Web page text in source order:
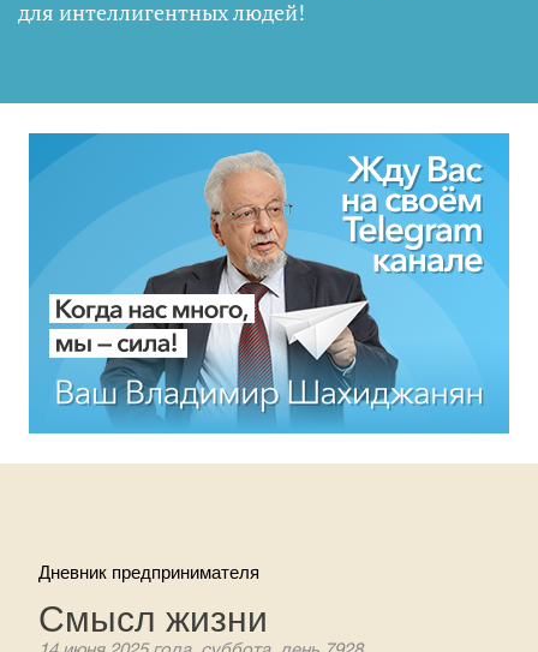
для интеллигентных людей!
Дневник предпринимателя
Смысл жизни